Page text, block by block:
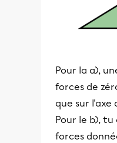
Pour la a),
forces de
que sur l'axe
Pour le b),
forces